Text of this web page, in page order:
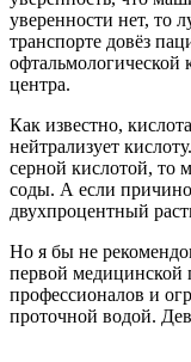
уверенности нет, то
транспорте довёз
центра.
Как известно,
нейтрализует
серной кислотой, то
соды. А если
двухпроцентный
Но я бы не
первой
профессионалов и
проточной водой.